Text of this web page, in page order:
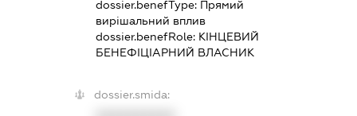
dossier.benefType: Прямий
вирішальний вплив
dossier.benefRole: КІНЦЕВИЙ
БЕНЕФІЦІАРНИЙ ВЛАСНИК
dossier.smida: